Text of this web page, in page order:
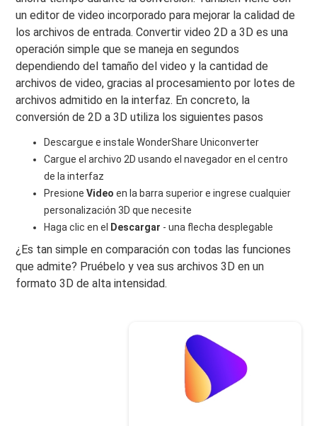
un editor de video incorporado para mejorar la calidad de
los archivos de entrada. Convertir video 2D a 3D es una
operación simple que se maneja en segundos
dependiendo del tamaño del video y la cantidad de
archivos de video, gracias al procesamiento por lotes de
archivos admitido en la interfaz. En concreto, la
conversión de 2D a 3D utiliza los siguientes pasos
Descargue e instale WonderShare Uniconverter
Cargue el archivo 2D usando el navegador en el centro
de la interfaz
PresioneVideoen la barra superior e ingrese cualquier
personalización 3D que necesite
Haga clic en el
Descargar - una flecha desplegable
¿Es tan simple en comparación con todas las funciones
que admite? Pruébelo y vea sus archivos 3D en un
formato 3D de alta intensidad.